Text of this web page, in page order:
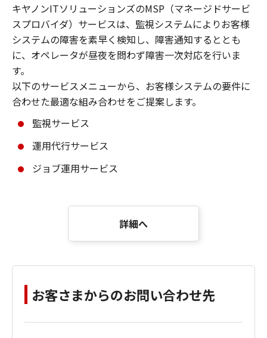
キヤノンITソリューションズのMSP（マネージドサービ
スプロバイダ）サービスは、監視システムによりお客様
システムの障害を素早く検知し、障害通知するととも
に、オペレータが昼夜を問わず障害一次対応を行いま
す。
以下のサービスメニューから、お客様システムの要件に
合わせた最適な組み合わせをご提案します。
監視サービス
運用代行サービス
ジョブ運用サービス
詳細へ
お客さまからのお問い合わせ先